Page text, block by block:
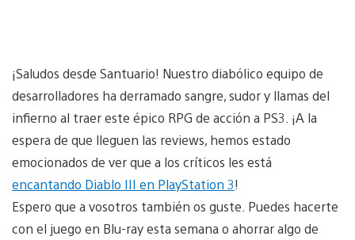
¡Saludos desde Santuario! Nuestro diabólico equipo de
desarrolladores ha derramado sangre, sudor y llamas del
infierno al traer este épico RPG de acción a PS3. ¡A la
espera de que lleguen las reviews, hemos estado
emocionados de ver que a los críticos les está
encantando Diablo III en PlayStation 3!
Espero que a vosotros también os guste. Puedes hacerte
con el juego en Blu-ray esta semana o ahorrar algo de